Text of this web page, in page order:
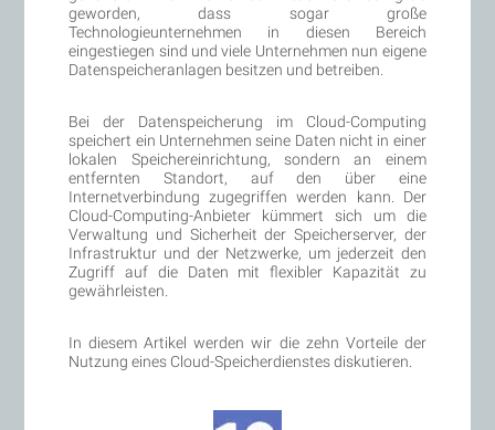
geworden, dass sogar große
Technologieunternehmen in diesen Bereich
eingestiegen sind und viele Unternehmen nun eigene
Datenspeicheranlagen besitzen und betreiben.
Bei der Datenspeicherung im Cloud-Computing
speichert ein Unternehmen seine Daten nicht in einer
lokalen Speichereinrichtung, sondern an einem
entfernten Standort, auf den über eine
Internetverbindung zugegriffen werden kann. Der
Cloud-Computing-Anbieter kümmert sich um die
Verwaltung und Sicherheit der Speicherserver, der
Infrastruktur und der Netzwerke, um jederzeit den
Zugriff auf die Daten mit flexibler Kapazität zu
gewährleisten.
In diesem Artikel werden wir die zehn Vorteile der
Nutzung eines Cloud-Speicherdienstes diskutieren.